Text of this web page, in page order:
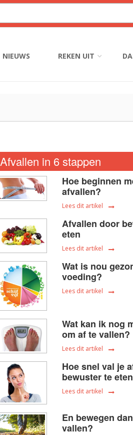
NIEUWS REKEN UIT
Afvallen in 6 stappen
Hoe beginnen
afvallen?
Lees dit artikel
Afvallen door
eten
Lees dit artikel
Wat is nou
voeding?
Lees dit artikel
Wat kan ik nog
om af te vallen?
Lees dit artikel
Hoe snel val je
bewuster te
Lees dit artikel
En bewegen
vallen?